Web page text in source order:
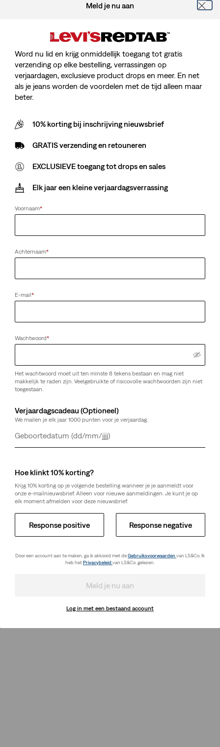
Meld je nu aan
Word nu lid en krijg onmiddellijk toegang tot gratis
verzending op elke bestelling, verrassingen op
verjaardagen, exclusieve product drops en meer. En net
als je jeans worden de voordelen met de tijd alleen maar
beter.
10% korting bij inschrijving nieuwsbrief
GRATIS verzending en retouneren
EXCLUSIEVE toegang tot drops en sales
Elk jaar een kleine verjaardagsverrassing
Voornaam*
Achternaam*
E-mail*
Wachtwoord*
Het wachtwoord moet uit ten minste 8 tekens bestaan en mag niet
makkelijk te raden zijn. Veelgebruikte of risicovolle wachtwoorden zijn niet
toegestaan.
Verjaardagscadeau (Optioneel)
We mailen je elk jaar 1000 punten voor je verjaardag.
Dag
Maand
Jaar
Hoe klinkt 10% korting?
Krijg 10% korting op je volgende bestelling wanneer je je aanmeldt voor
onze e-mailnieuwsbrief. Alleen voor nieuwe aanmeldingen. Je kunt je op
elk moment afmelden voor deze nieuwsbrief.
Response positive Response negative
Door een account aan te maken, ga ik akkoord met deGebruiksvoorwaarden van LS&Co. Ik
heb hetPrivacybeleid van LS&Co. gelezen.
Meld je nu aan
Log in met een bestaand account